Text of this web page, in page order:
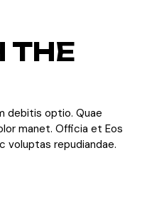
THE
debitis optio. Quae
manet. Officia et Eos
voluptas repudiandae.